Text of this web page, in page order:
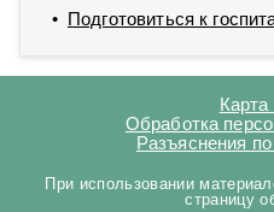
Подготовиться к
Карта
Обработка
Разъяснения
При использовании
страницу